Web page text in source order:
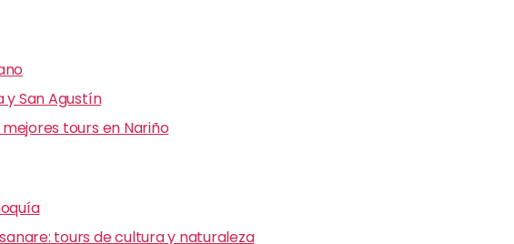
y San Agustín
tours en Nariño
tours de cultura y naturaleza